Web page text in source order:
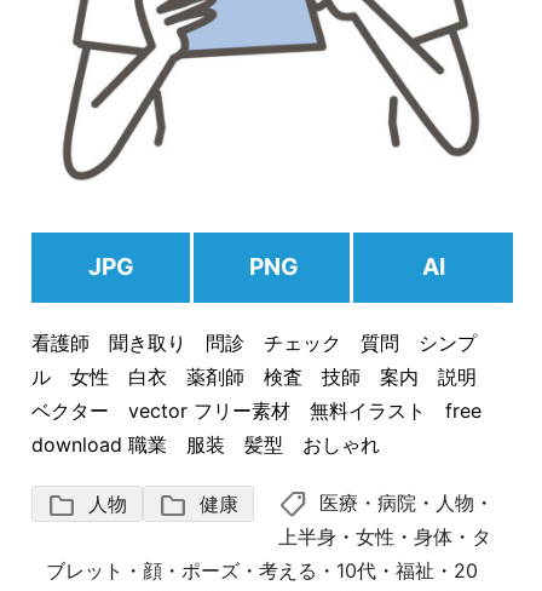
JPG PNG AI
看護師 聞き取り 問診 チェック 質問 シンプ
ル 女性 白衣 薬剤師 検査 技師 案内 説明
ベクター vector フリー素材 無料イラスト free
download 職業 服装 髪型 おしゃれ
folder 人物 folder 健康 shoppingmode 医療・病院 ・ 人物 ・
上半身 ・女性 ・身体 ・ タ
ブレット ・ 顔・ ポーズ・ 考える ・ 10代・ 福祉 ・ 20